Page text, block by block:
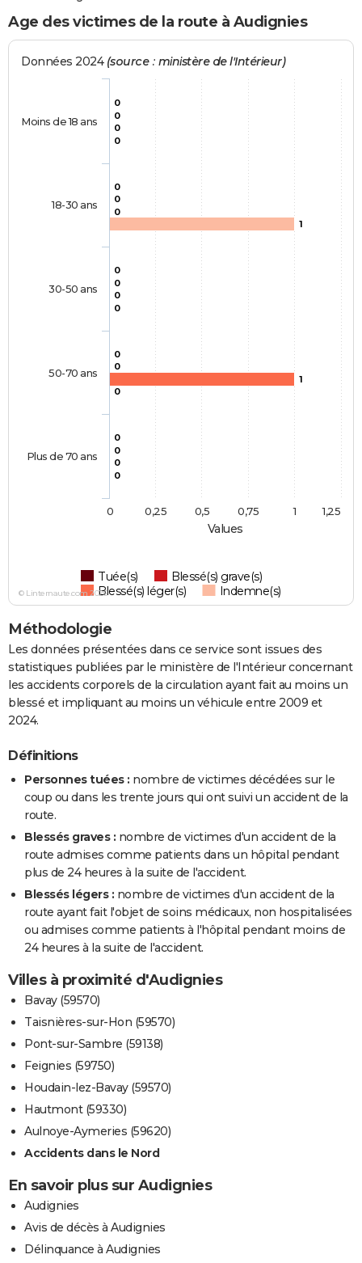
Age des victimes de la route à Audignies
Values
Données 2024 (source : ministère de l'Intérieur)
0
0
0
0
0
0
0
0
0
0
0
0
0
1
0
0
1
0
0
0
Tuée(s)
Blessé(s) grave(s)
Blessé(s) léger(s)
Indemne(s)
Moins de 18 ans
18-30 ans
30-50 ans
50-70 ans
Plus de 70 ans
0 1
0,25 0,5 0,75 1,25
© Linternaute.com 2026
Méthodologie
Les données présentées dans ce service sont issues des
statistiques publiées par le ministère de l'Intérieur concernant
les accidents corporels de la circulation ayant fait au moins un
blessé et impliquant au moins un véhicule entre 2009 et
2024.
Définitions
Personnes tuées : nombre de victimes décédées sur le
coup ou dans les trente jours qui ont suivi un accident de la
route.
Blessés graves : nombre de victimes d'un accident de la
route admises comme patients dans un hôpital pendant
plus de 24 heures à la suite de l'accident.
Blessés légers : nombre de victimes d'un accident de la
route ayant fait l'objet de soins médicaux, non hospitalisées
ou admises comme patients à l'hôpital pendant moins de
24 heures à la suite de l'accident.
Villes à proximité d'Audignies
Bavay (59570)
Taisnières-sur-Hon (59570)
Pont-sur-Sambre (59138)
Feignies (59750)
Houdain-lez-Bavay (59570)
Hautmont (59330)
Aulnoye-Aymeries (59620)
Accidents dans le Nord
En savoir plus sur Audignies
Audignies
Avis de décès à Audignies
Délinquance à Audignies